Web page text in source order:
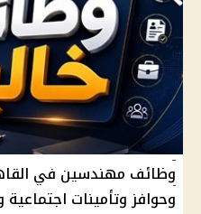
وظائف مهندسين في
وحوافز وتأمينات